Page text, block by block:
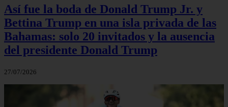
Así fue la boda de Donald Trump Jr. y
Bettina Trump en una isla privada de las
Bahamas: solo 20 invitados y la ausencia
del presidente Donald Trump
27/07/2026